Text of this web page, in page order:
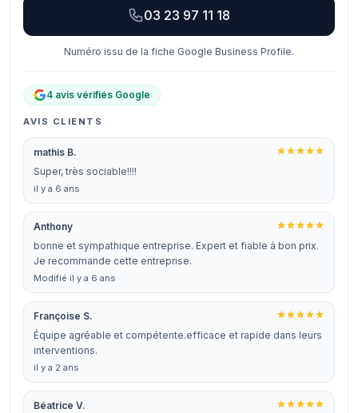
03 23 97 11 18
Numéro issu de la fiche Google Business Profile.
4 avis vérifiés Google
AVIS CLIENTS
mathis B.
Super, très sociable!!!!
il y a 6 ans
Anthony
bonne et sympathique entreprise. Expert et fiable à bon prix.
Je recommande cette entreprise.
Modifié il y a 6 ans
Françoise S.
Équipe agréable et compétente.efficace et rapide dans leurs
interventions.
il y a 2 ans
Béatrice V.